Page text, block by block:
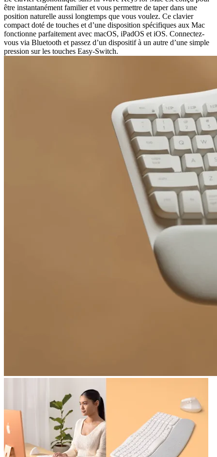
être instantanément familier et vous permettre de taper dans une
position naturelle aussi longtemps que vous voulez. Ce clavier
compact doté de touches et d’une disposition spécifiques aux Mac
fonctionne parfaitement avec macOS, iPadOS et iOS. Connectez-
vous via Bluetooth et passez d’un dispositif à un autre d’une simple
pression sur les touches Easy-Switch.